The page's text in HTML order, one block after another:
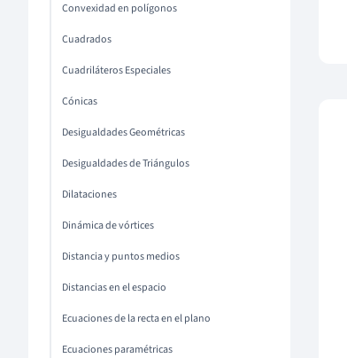
Convexidad en polígonos
Cuadrados
Cuadriláteros Especiales
Cónicas
Desigualdades Geométricas
Desigualdades de Triángulos
Dilataciones
Dinámica de vórtices
Distancia y puntos medios
Distancias en el espacio
Ecuaciones de la recta en el plano
Ecuaciones paramétricas